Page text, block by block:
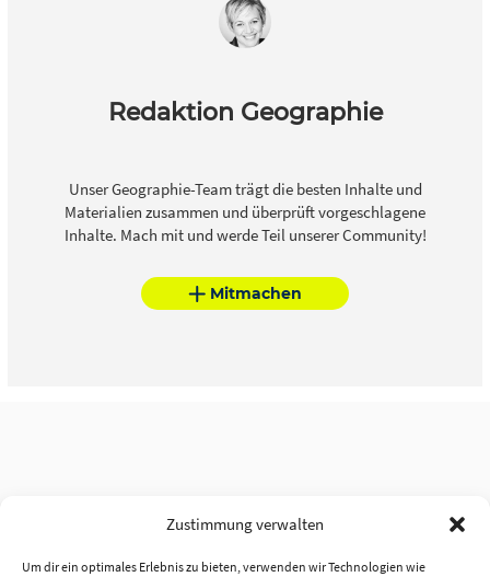
Zustimmung verwalten
Um dir ein optimales Erlebnis zu bieten, verwenden wir Technologien wie
Redaktion Geographie
Unser Geographie-Team trägt die besten Inhalte und
Materialien zusammen und überprüft vorgeschlagene
Inhalte. Mach mit und werde Teil unserer Community!
Mitmachen